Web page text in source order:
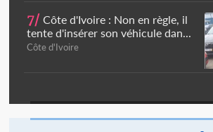
7/ Côte d'Ivoire : Non en règle, il
tente d'insérer son véhicule dan...
Côte d'Ivoire